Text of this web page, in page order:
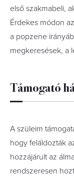
első szakmabeli,
Érdekes módon
a popzene
megkeresések, a
Támogató
A szüleim
hogy feláldozták
hozzájárult az
rendszeresen